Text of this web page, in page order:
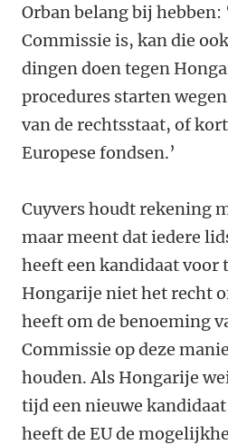
Orban belang bij hebben:
Commissie is, kan die
dingen doen tegen
procedures starten
van de rechtsstaat, of
Europese fondsen.’
Cuyvers houdt rekening
maar meent dat iedere
heeft een kandidaat voor
Hongarije niet het recht
heeft om de benoeming
Commissie op deze
houden. Als Hongarije
tijd een nieuwe
heeft de EU de